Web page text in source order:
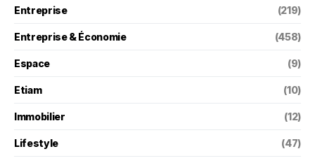
Entreprise (219)
Entreprise & Économie (458)
Espace (9)
Etiam (10)
Immobilier (12)
Lifestyle (47)